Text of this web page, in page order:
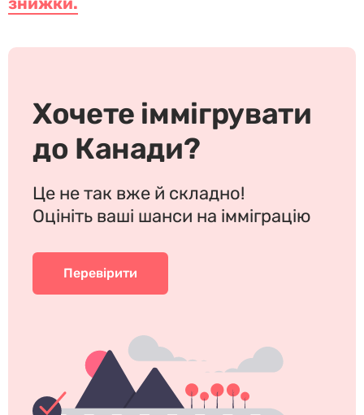
Хочете іммігрувати
до Канади?
Це не так вже й складно!
Оцініть ваші шанси на імміграцію
Перевірити